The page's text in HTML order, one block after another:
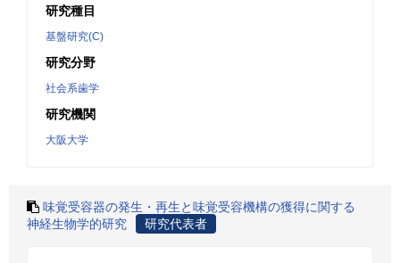
研究種目
基盤研究(C)
研究分野
社会系歯学
研究機関
大阪大学
味覚受容器の発生・再生と味覚受容機構の獲得に関する
神経生物学的研究
研究代表者